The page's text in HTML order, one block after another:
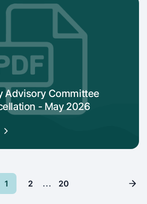
Advisory Committee
- May 2026
1 2 ... 20